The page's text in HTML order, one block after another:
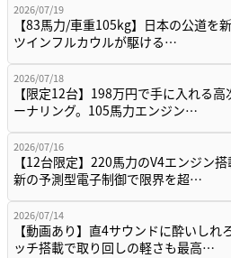
2026/07/19
【83馬力/車重105kg】日本の公道を
ツインフルカウルが駆ける…
2026/07/18
【限定12台】198万円で手に入れる高
ーナリング。105馬力エンジン…
2026/07/16
【12台限定】220馬力のV4エンジン
新の予測型電子制御で限界を超…
2026/07/14
【動画あり】直4サウンドに酔いしれ
ッチ搭載で取り回しの軽さも最高…